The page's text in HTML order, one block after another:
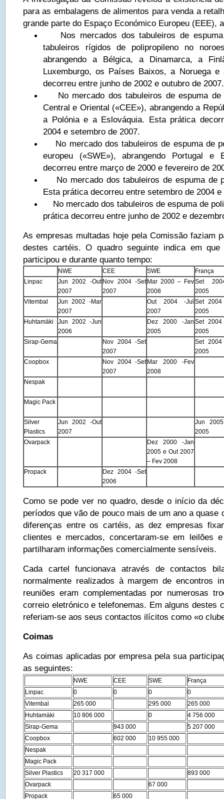
para as embalagens de alimentos para venda a
grande parte do Espaço Económico Europeu (EEE),
Nos mercados dos tabuleiros de
tabuleiros rígidos de polipropileno no
abrangendo a Bélgica, a Dinamarca, a
Luxemburgo, os Países Baixos, a Noruega
decorreu entre junho de 2002 e outubro de 2007.
No mercado dos tabuleiros de espuma de
Central e Oriental («CEE»), abrangendo a
a Polónia e a Eslováquia. Esta prática
2004 e setembro de 2007.
No mercado dos tabuleiros de espuma de
europeu («SWE»), abrangendo Portugal e
decorreu entre março de 2000 e fevereiro de
No mercado dos tabuleiros de espuma de
Esta prática decorreu entre setembro de 2004
No mercado dos tabuleiros de espuma de
prática decorreu entre junho de 2002 e
As empresas multadas hoje pela Comissão faziam
destes cartéis. O quadro seguinte indica em que
participou e durante quanto tempo:
NWE CEE SWE
França
Linpac
Jun 2002 -Out
2007
Nov 2004 -Set
2007
Mar 2000 – Fev
2008
Set
2005
Vitembal
Jun 2002 -Mar
2007
Out 2004 -Jul
2007
Set 2004
2005
Huhtamäki
Jun 2002 -Jun
2006
Dez 2000 -Jan
2005
Set 2004
2005
Sirap-Gema
Nov 2004 -Set
2007
Set 2004
2005
Coopbox
Nov 2004 -Set
2007
Mar 2000 -Fev
2008
Nespak
Magic Pack
Silver
Plastics
Jun 2002 -Out
2007
Jun
2005
Ovarpack
Dez 2000 -Jan
2005 e Out 2007
– Fev 2008
Propack
Dez 2004 -Set
2006
Como se pode ver no quadro, desde o início da
períodos que vão de pouco mais de um ano a quase
diferenças entre os cartéis, as dez empresas
clientes e mercados, concertaram-se em leilões
partilharam informações comercialmente sensíveis.
Cada cartel funcionava através de contactos
normalmente realizados à margem de encontros
reuniões eram complementadas por numerosas
correio eletrónico e telefonemas. Em alguns destes
referiam-se aos seus contactos ilícitos como «o
Coimas
As coimas aplicadas por empresa pela sua
as seguintes:
NWE CEE SWE
França
Linpac
0 0 0
0
Vitembal
265 000 295 000
265 000
Huhtamäki
10 806 000 0
4 756 000
Sirap-Gema
943 000
5 207 000
Coopbox
602 000
10 955 000
Nespak
Magic Pack
Silver Plastics
20 317 000
893 000
Ovarpack
67 000
Propack
65 000